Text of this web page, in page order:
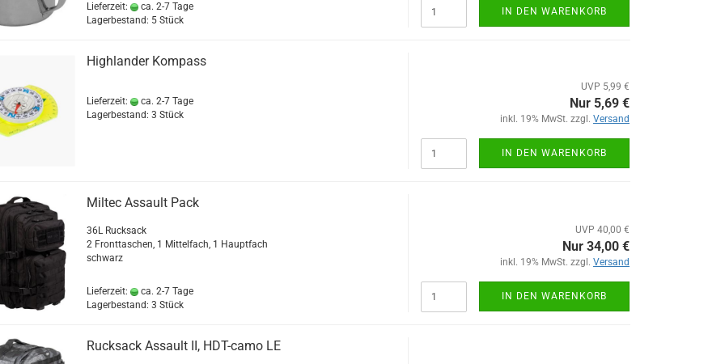
Lieferzeit:
ca. 2-7 Tage
Lagerbestand: 5 Stück
IN DEN WARENKORB
Highlander Kompass
Lieferzeit:
ca. 2-7 Tage
Lagerbestand: 3 Stück
UVP 5,99 €
Nur 5,69 €
inkl. 19% MwSt. zzgl. Versand
IN DEN WARENKORB
Miltec Assault Pack
36L Rucksack
2 Fronttaschen, 1 Mittelfach, 1 Hauptfach
schwarz
Lieferzeit:
ca. 2-7 Tage
Lagerbestand: 3 Stück
UVP 40,00 €
Nur 34,00 €
inkl. 19% MwSt. zzgl. Versand
IN DEN WARENKORB
Rucksack Assault II, HDT-camo LE